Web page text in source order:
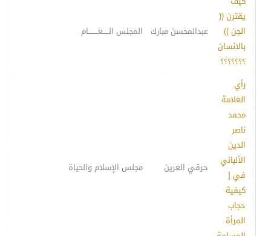
يقترن ((
الجن ))
بالانسان
؟؟؟؟؟؟؟
عبدالمحسن مبارك المجلس الـــــعــــــــام
رأي
العلامة
محمد
ناصر
الدين
الألباني
في [
كيفية
حجاب
المرأة
حرقي العرين مجلس الإسلام والحياة